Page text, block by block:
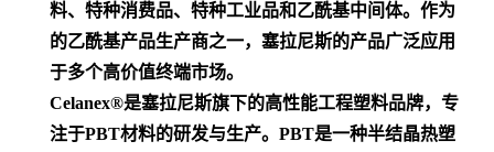
料、特种消费品、特种工业品和乙酰基中间体。作为
的乙酰基产品生产商之一，塞拉尼斯的产品广泛应用
于多个高价值终端市场。
Celanex®是塞拉尼斯旗下的高性能工程塑料品牌，专
注于PBT材料的研发与生产。PBT是一种半结晶热塑